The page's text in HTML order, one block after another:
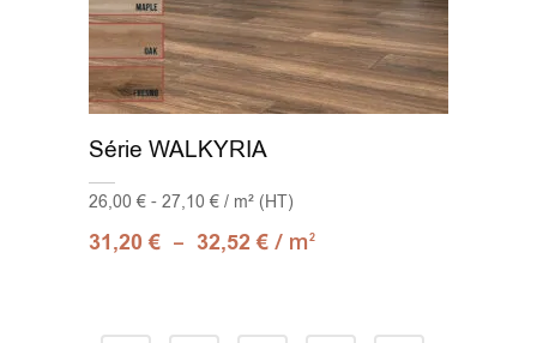
Série WALKYRIA
26,00 € - 27,10 € / m² (HT)
31,20€ – 32,52€ / m2